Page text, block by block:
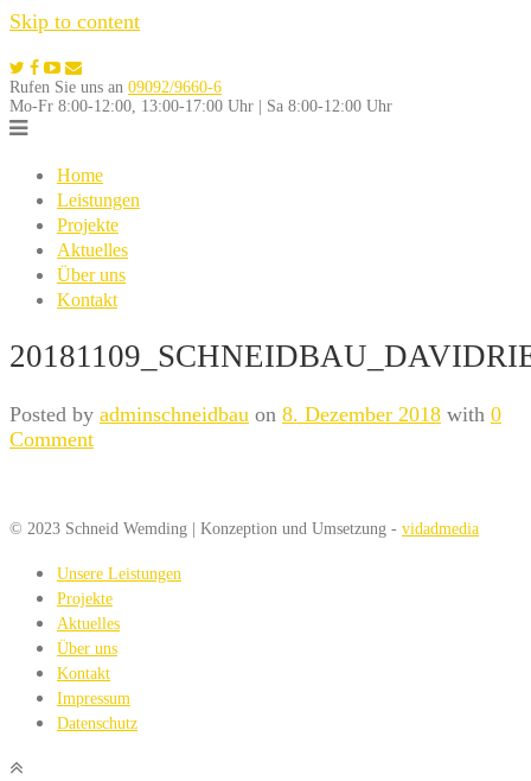
Skip to content
Rufen Sie uns an 09092/9660-6
Mo-Fr 8:00-12:00, 13:00-17:00 Uhr | Sa 8:00-12:00 Uhr
Home
Leistungen
Projekte
Aktuelles
Über uns
Kontakt
Posted by adminschneidbau on 8. Dezember 2018 with 0
Comment
© 2023 Schneid Wemding | Konzeption und Umsetzung - vidadmedia
Unsere Leistungen
Projekte
Aktuelles
Über uns
Kontakt
Impressum
Datenschutz